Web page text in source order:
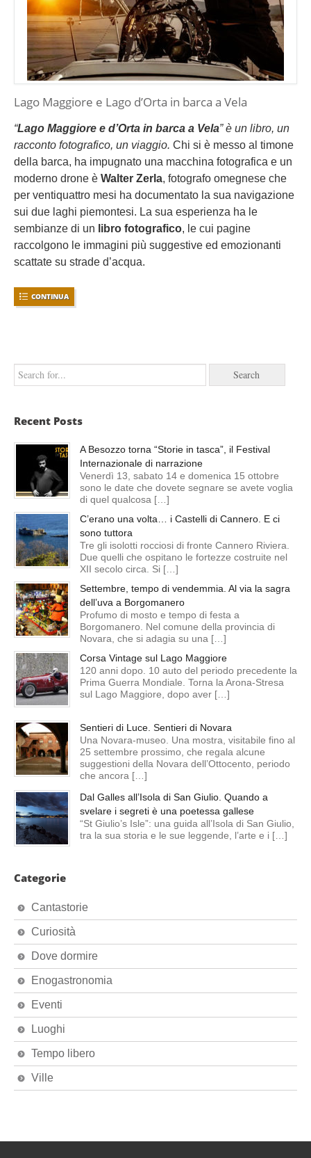
Lago Maggiore e Lago d’Orta in barca a Vela
“Lago Maggiore e d’Orta in barca a Vela” è un libro, un
racconto fotografico, un viaggio. Chi si è messo al timone
della barca, ha impugnato una macchina fotografica e un
moderno drone è Walter Zerla, fotografo omegnese che
per ventiquattro mesi ha documentato la sua navigazione
sui due laghi piemontesi. La sua esperienza ha le
sembianze di un libro fotografico, le cui pagine
raccolgono le immagini più suggestive ed emozionanti
scattate su strade d’acqua.
CONTINUA
Recent Posts
A Besozzo torna “Storie in tasca”, il Festival
Internazionale di narrazione
Venerdì 13, sabato 14 e domenica 15 ottobre
sono le date che dovete segnare se avete voglia
di quel qualcosa […]
C’erano una volta… i Castelli di Cannero. E ci
sono tuttora
Tre gli isolotti rocciosi di fronte Cannero Riviera.
Due quelli che ospitano le fortezze costruite nel
XII secolo circa. Si […]
Settembre, tempo di vendemmia. Al via la sagra
dell’uva a Borgomanero
Profumo di mosto e tempo di festa a
Borgomanero. Nel comune della provincia di
Novara, che si adagia su una […]
Corsa Vintage sul Lago Maggiore
120 anni dopo. 10 auto del periodo precedente la
Prima Guerra Mondiale. Torna la Arona-Stresa
sul Lago Maggiore, dopo aver […]
Sentieri di Luce. Sentieri di Novara
Una Novara-museo. Una mostra, visitabile fino al
25 settembre prossimo, che regala alcune
suggestioni della Novara dell’Ottocento, periodo
che ancora […]
Dal Galles all’Isola di San Giulio. Quando a
svelare i segreti è una poetessa gallese
“St Giulio’s Isle”: una guida all’Isola di San Giulio,
tra la sua storia e le sue leggende, l’arte e i […]
Categorie
Cantastorie
Curiosità
Dove dormire
Enogastronomia
Eventi
Luoghi
Tempo libero
Ville